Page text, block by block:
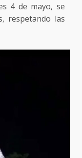
4 de mayo, se
respetando las